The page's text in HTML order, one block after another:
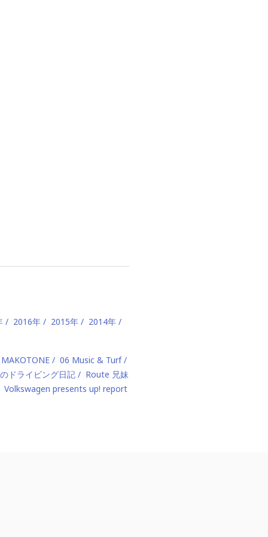
2016年 2015年 2014年
06 Music & Turf
ドライビング日記
Route 兄妹
Volkswagen presents up! report